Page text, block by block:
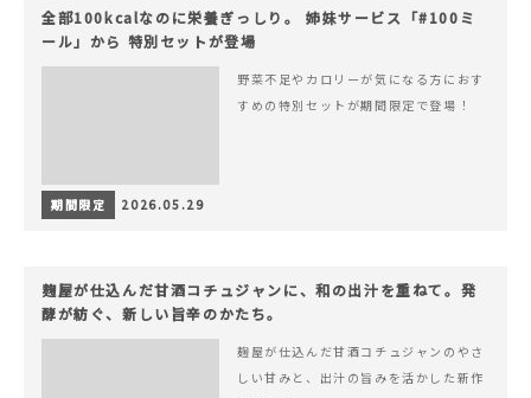
全部100kcalなのに栄養ぎっしり。 姉妹サービス「#100ミ
ール」から 特別セットが登場
野菜不足やカロリーが気になる方におす
すめの特別セットが期間限定で登場！
期間限定 2026.05.29
麹屋が仕込んだ甘酒コチュジャンに、和の出汁を重ねて。発
酵が紡ぐ、新しい旨辛のかたち。
麹屋が仕込んだ甘酒コチュジャンのやさ
しい甘みと、出汁の旨みを活かした新作